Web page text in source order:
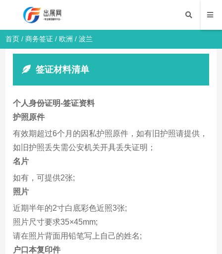
首页 /商务签证 /欧洲 / 波兰
签证材料清单
个人身份证明-签证资料
护照原件
有效期超过6个月的因私护照原件，如有旧护照请提供，
如旧护照丢失需公安机关开具丢失证明；
名片
如有，可提供2张;
照片
近期半年的2寸白底彩色近照3张;
照片尺寸要求35×45mm;
请在照片背面用铅笔写上自己的姓名;
户口本复印件